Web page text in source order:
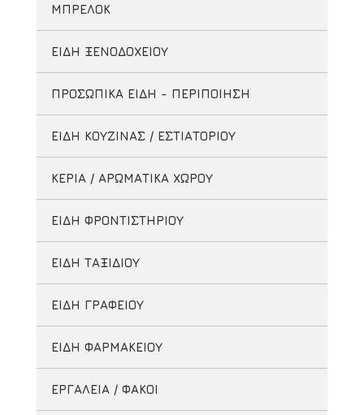
ΜΠΡΕΛΟΚ
ΕΙΔΗ ΞΕΝΟΔΟΧΕΙΟΥ
ΠΡΟΣΩΠΙΚΑ ΕΙΔΗ - ΠΕΡΙΠΟΙΗΣΗ
ΕΙΔΗ ΚΟΥΖΙΝΑΣ / ΕΣΤΙΑΤΟΡΙΟΥ
ΚΕΡΙΑ / ΑΡΩΜΑΤΙΚΑ ΧΩΡΟΥ
ΕΙΔΗ ΦΡΟΝΤΙΣΤΗΡΙΟΥ
ΕΙΔΗ ΤΑΞΙΔΙΟΥ
ΕΙΔΗ ΓΡΑΦΕΙΟΥ
ΕΙΔΗ ΦΑΡΜΑΚΕΙΟΥ
ΕΡΓΑΛΕΙΑ / ΦΑΚΟΙ